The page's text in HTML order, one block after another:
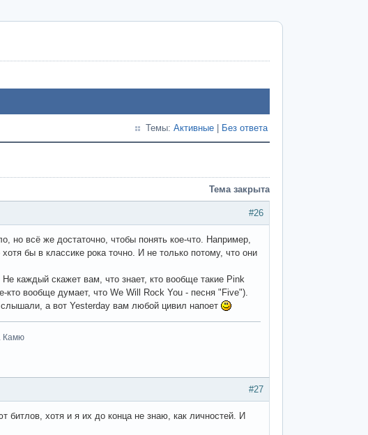
Темы: Активные Без ответа
Тема закрыта
#26
всё же достаточно, чтобы понять кое-что. Например,
бы в классике рока точно. И не только потому, что они
каждый скажет вам, что знает, кто вообще такие Pink
вообще думает, что We Will Rock You - песня "Five").
а вот Yesterday вам любой цивил напоет
Камю
#27
битлов, хотя и я их до конца не знаю, как личностей. И